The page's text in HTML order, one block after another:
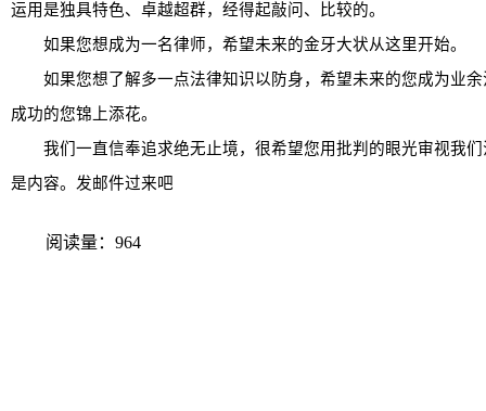
运用是独具特色、卓越超群，经得起敲问、比较的。
如果您想成为一名律师，希望未来的金牙大状从这里开始。
如果您想了解多一点法律知识以防身，希望未来的您成为业余
成功的您锦上添花。
我们一直信奉追求绝无止境，很希望您用批判的眼光审视我们
是内容。发邮件过来吧
阅读量：964